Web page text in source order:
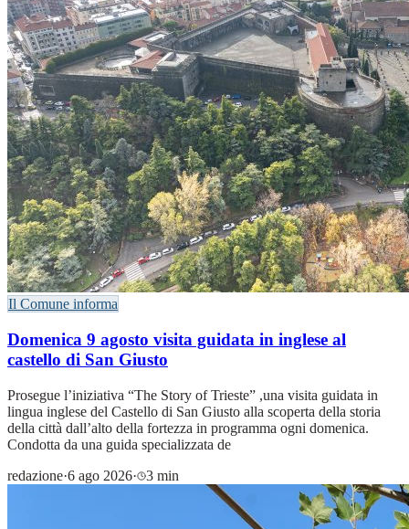
Il Comune informa
Domenica 9 agosto visita guidata in inglese al
castello di San Giusto
Prosegue l’iniziativa “The Story of Trieste” ,una visita guidata in
lingua inglese del Castello di San Giusto alla scoperta della storia
della città dall’alto della fortezza in programma ogni domenica.
Condotta da una guida specializzata de
redazione·6 ago 2026· 3 min